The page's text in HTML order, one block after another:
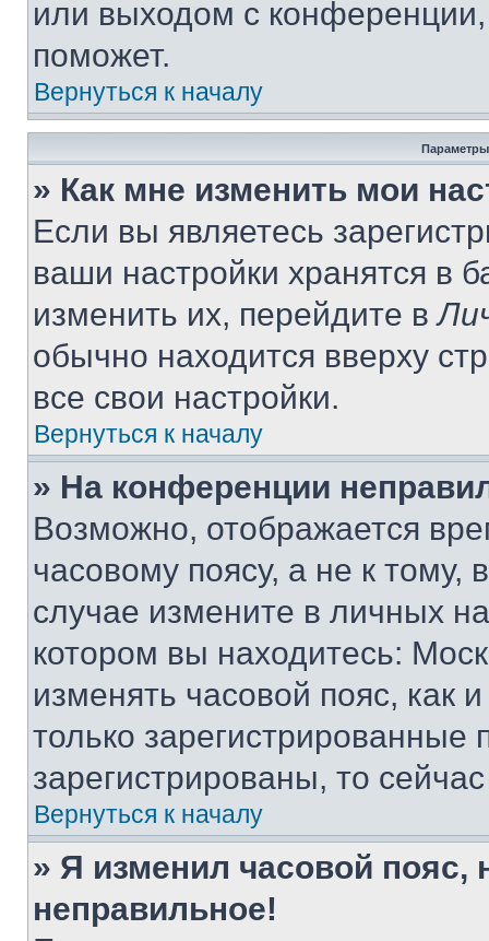
или выходом с
поможет.
Вернуться к началу
Параметры
» Как мне изменить мои
Если вы являетесь
ваши настройки хранятся в
изменить их, перейдите в
обычно находится вверху
все свои настройки.
Вернуться к началу
» На конференции
Возможно, отображается
часовому поясу, а не к тому,
случае измените в личных
котором вы находитесь:
изменять часовой пояс, как
только
зарегистрированы, то
Вернуться к началу
» Я изменил часовой пояс,
неправильное!